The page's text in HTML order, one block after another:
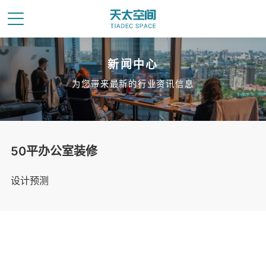
新闻中心
为您带来最新的行业资讯信息
50平办公室装修
设计预测